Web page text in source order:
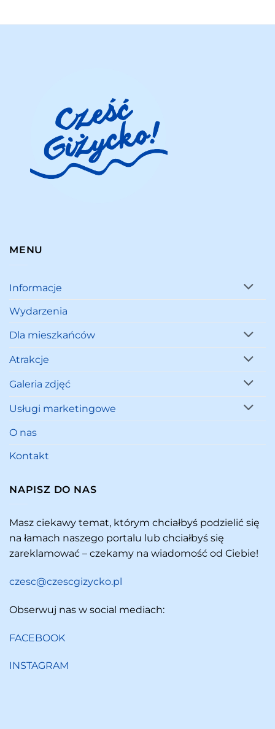
MENU
Informacje
Wydarzenia
Dla mieszkańców
Atrakcje
Galeria zdjęć
Usługi marketingowe
O nas
Kontakt
NAPISZ DO NAS
Masz ciekawy temat, którym chciałbyś podzielić się
na łamach naszego portalu lub chciałbyś się
zareklamować – czekamy na wiadomość od Ciebie!
czesc@czescgizycko.pl
Obserwuj nas w social mediach:
FACEBOOK
INSTAGRAM